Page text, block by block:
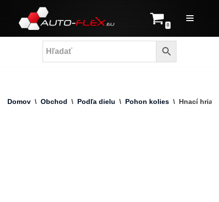
Prejsť
na
0
Domov \ Obchod \ Podľa dielu \ Pohon kolies \ Hnací